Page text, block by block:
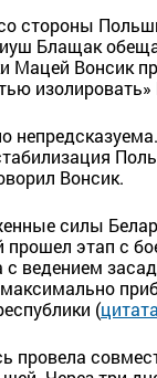
стороны
Блащак
Мацей Вонсик
изолировать»
Вонсик.
силы
прошел этап с
с ведением
(цитата
провела